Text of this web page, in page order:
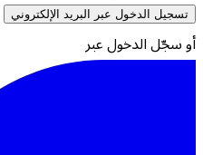
تسجيل الدخول عبر البريد الإلكتروني
أو سجّل الدخول عبر